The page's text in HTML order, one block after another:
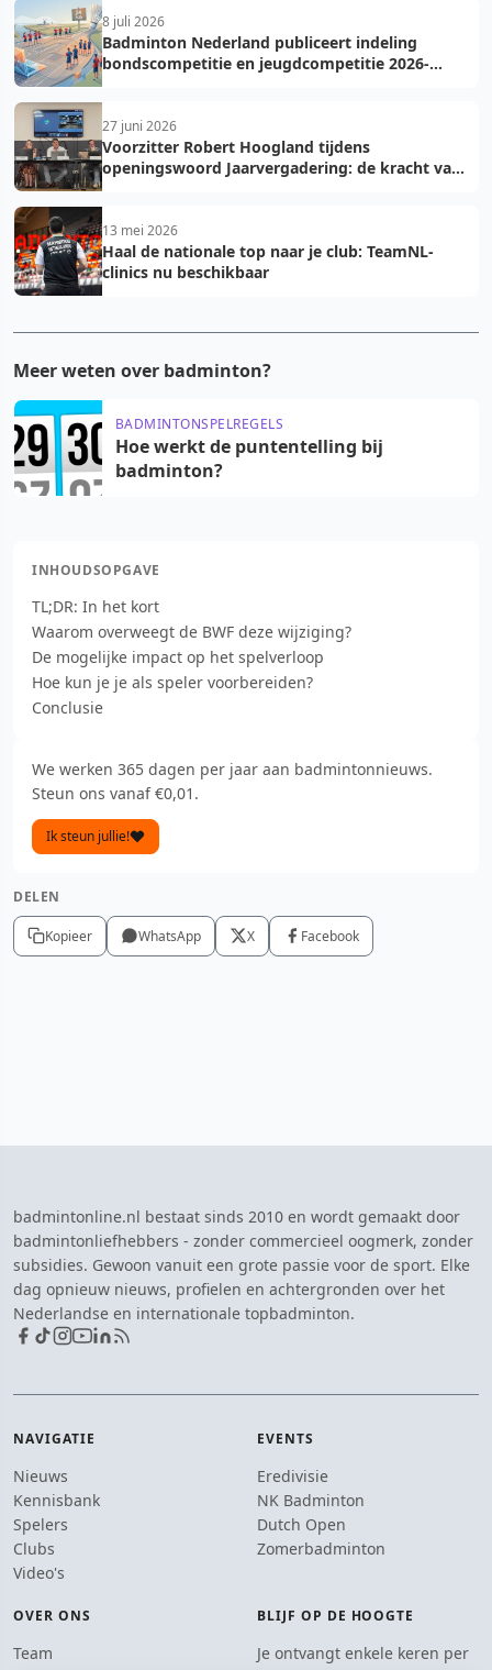
8 juli 2026
Badminton Nederland publiceert indeling
bondscompetitie en jeugdcompetitie 2026-
27 juni 2026
Voorzitter Robert Hoogland tijdens
openingswoord Jaarvergadering: de kracht van
13 mei 2026
Haal de nationale top naar je club: TeamNL-
clinics nu beschikbaar
Meer weten over badminton?
BADMINTONSPELREGELS
Hoe werkt de puntentelling bij
badminton?
INHOUDSOPGAVE
TL;DR: In het kort
Waarom overweegt de BWF deze wijziging?
De mogelijke impact op het spelverloop
Hoe kun je je als speler voorbereiden?
Conclusie
We werken 365 dagen per jaar aan badmintonnieuws.
Steun ons vanaf €0,01.
Ik steun jullie!
DELEN
Kopieer WhatsApp X Facebook
badmintonline.nl bestaat sinds 2010 en wordt gemaakt door
badmintonliefhebbers - zonder commercieel oogmerk, zonder
subsidies. Gewoon vanuit een grote passie voor de sport. Elke
dag opnieuw nieuws, profielen en achtergronden over het
Nederlandse en internationale topbadminton.
NAVIGATIE
Nieuws
Kennisbank
Spelers
Clubs
Video's
EVENTS
Eredivisie
NK Badminton
Dutch Open
Zomerbadminton
OVER ONS
Team
BLIJF OP DE HOOGTE
Je ontvangt enkele keren per